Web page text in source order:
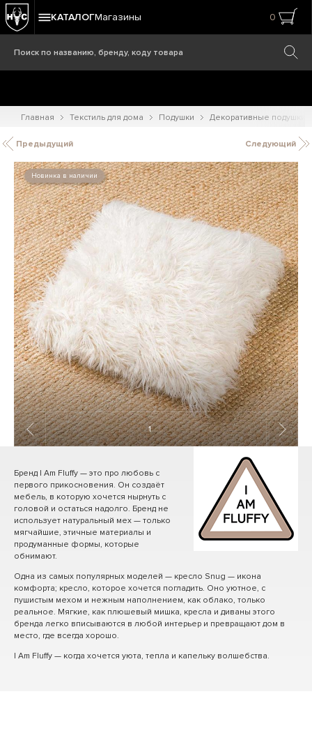
КАТАЛОГМагазины 0
Главная Текстиль для дома Подушки Декоративные подушки
Предыдущий Следующий
Новинка в наличии
1/ 6
Бренд I Am Fluffy — это про любовь с
первого прикосновения. Он создаёт
мебель, в которую хочется нырнуть с
головой и остаться надолго. Бренд не
использует натуральный мех — только
мягчайшие, этичные материалы и
продуманные формы, которые
обнимают.
Одна из самых популярных моделей — кресло Snug — икона
комфорта; кресло, которое хочется погладить. Оно уютное, с
пушистым мехом и нежным наполнением, как облако, только
реальное. Мягкие, как плюшевый мишка, кресла и диваны этого
бренда легко вписываются в любой интерьер и превращают дом в
место, где всегда хорошо.
I Am Fluffy — когда хочется уюта, тепла и капельку волшебства.